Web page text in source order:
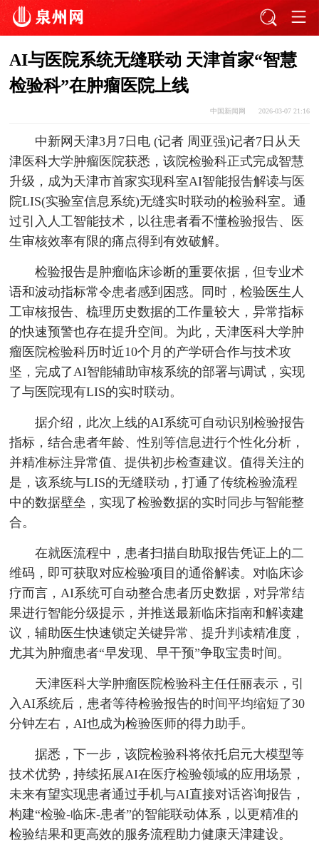
AI与医院系统无缝联动 天津首家“智慧
检验科”在肿瘤医院上线
中国新闻网 2026-03-07 21:16
中新网天津3月7日电 (记者 周亚强)记者7日从天
津医科大学肿瘤医院获悉，该院检验科正式完成智慧
升级，成为天津市首家实现科室AI智能报告解读与医
院LIS(实验室信息系统)无缝实时联动的检验科室。通
过引入人工智能技术，以往患者看不懂检验报告、医
生审核效率有限的痛点得到有效破解。
检验报告是肿瘤临床诊断的重要依据，但专业术
语和波动指标常令患者感到困惑。同时，检验医生人
工审核报告、梳理历史数据的工作量较大，异常指标
的快速预警也存在提升空间。为此，天津医科大学肿
瘤医院检验科历时近10个月的产学研合作与技术攻
坚，完成了AI智能辅助审核系统的部署与调试，实现
了与医院现有LIS的实时联动。
据介绍，此次上线的AI系统可自动识别检验报告
指标，结合患者年龄、性别等信息进行个性化分析，
并精准标注异常值、提供初步检查建议。值得关注的
是，该系统与LIS的无缝联动，打通了传统检验流程
中的数据壁垒，实现了检验数据的实时同步与智能整
合。
在就医流程中，患者扫描自助取报告凭证上的二
维码，即可获取对应检验项目的通俗解读。对临床诊
疗而言，AI系统可自动整合患者历史数据，对异常结
果进行智能分级提示，并推送最新临床指南和解读建
议，辅助医生快速锁定关键异常、提升判读精准度，
尤其为肿瘤患者“早发现、早干预”争取宝贵时间。
天津医科大学肿瘤医院检验科主任任丽表示，引
入AI系统后，患者等待检验报告的时间平均缩短了30
分钟左右，AI也成为检验医师的得力助手。
据悉，下一步，该院检验科将依托启元大模型等
技术优势，持续拓展AI在医疗检验领域的应用场景，
未来有望实现患者通过手机与AI直接对话咨询报告，
构建“检验-临床-患者”的智能联动体系，以更精准的
检验结果和更高效的服务流程助力健康天津建设。